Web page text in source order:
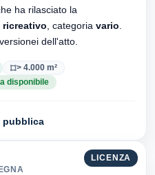
ha rilasciato la
, categoria vario
al 09/08/2026 · 34 versionei dell'atto.
> 4.000 m²
disponibile
pubblica
LICENZA